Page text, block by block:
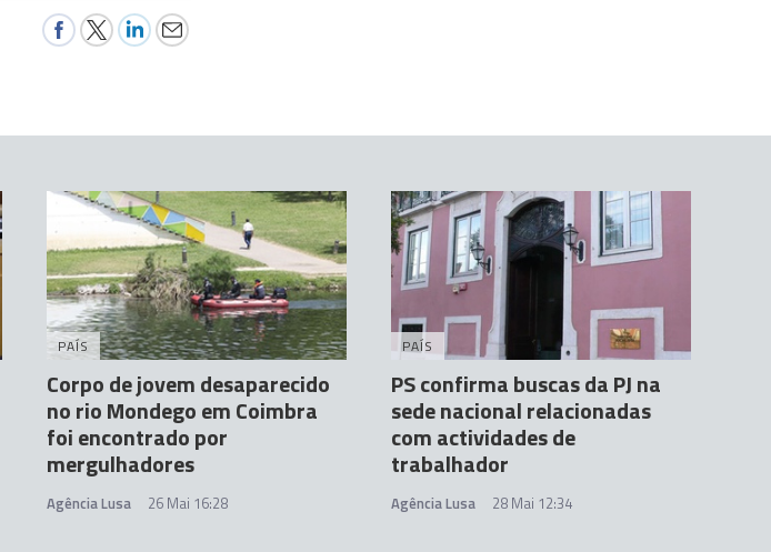
PAÍS
Corpo de jovem desaparecido
no rio Mondego em Coimbra
foi encontrado por
mergulhadores
Agência Lusa 26 Mai 16:28
PAÍS
PS confirma buscas da PJ na
sede nacional relacionadas
com actividades de
trabalhador
Agência Lusa 28 Mai 12:34